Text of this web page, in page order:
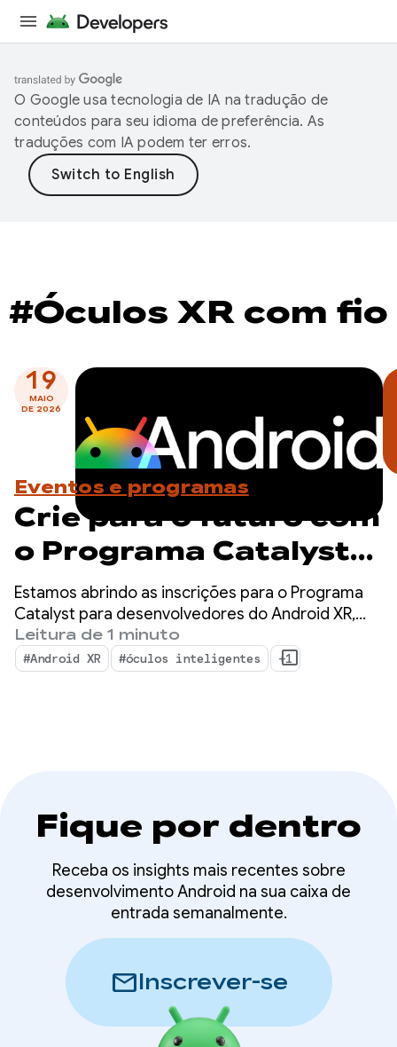
O Google usa tecnologia de IA na tradução de
conteúdos para seu idioma de preferência. As
traduções com IA podem ter erros.
#Óculos XR com fio
19
MAIO
DE 2026
Eventos e programas
Crie para o futuro com
o Programa Catalyst
para desenvolvedores
do Android XR.
Inscreva-se agora!
Estamos abrindo as inscrições para o Programa
Catalyst para desenvolvedores do Android XR,
uma iniciativa dedicada a acelerar o
desenvolvimento de apps do Android XR prontos
para serem lançados no próximo ano.
Leitura de 1 minuto
#Android XR #óculos inteligentes +1
Fique por dentro
Receba os insights mais recentes sobre
desenvolvimento Android na sua caixa de
entrada semanalmente.
mailInscrever-se